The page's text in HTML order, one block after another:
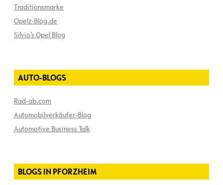
Traditionsmarke
Opelz-Blog.de
Silvio’s Opel Blog
AUTO-BLOGS
Rad-ab.com
Automobilverkäufer-Blog
Automotive Business Talk
BLOGS IN PFORZHEIM